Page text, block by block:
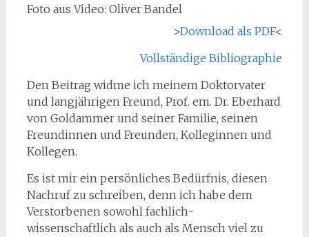
Foto aus Video: Oliver Bandel
>Download als PDF<
Vollständige Bibliographie
Den Beitrag widme ich meinem Doktorvater
und langjährigen Freund, Prof. em. Dr. Eberhard
von Goldammer und seiner Familie, seinen
Freundinnen und Freunden, Kolleginnen und
Kollegen.
Es ist mir ein persönliches Bedürfnis, diesen
Nachruf zu schreiben, denn ich habe dem
Verstorbenen sowohl fachlich-
wissenschaftlich als auch als Mensch viel zu